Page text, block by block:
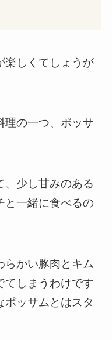
楽しくてしょうが
理の一つ、ポッサ
、少し甘みのある
と一緒に食べるの
らかい豚肉とキム
てしまうわけです
ポッサムとはスタ